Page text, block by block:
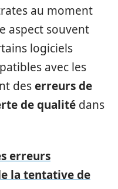
au moment
aspect souvent
logiciels
avec les
deserreurs de
de qualité dans
erreurs
la tentative de